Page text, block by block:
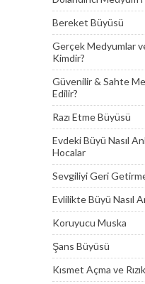
Bereket Büyüsü
Gerçek Medyumlar
Kimdir?
Güvenilir & Sahte
Edilir?
Razı Etme Büyüsü
Evdeki Büyü Nasıl
Hocalar
Sevgiliyi Geri
Evlilikte Büyü Nasıl
Koruyucu Muska
Şans Büyüsü
Kısmet Açma ve